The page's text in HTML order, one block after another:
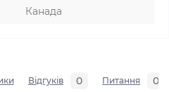
Канада
Відгуків 0 Питання 0